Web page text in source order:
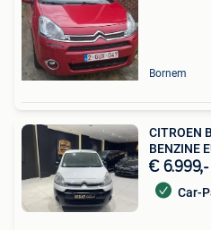
Bornem
CITROEN
BENZINE
€ 6.999,-
Car-